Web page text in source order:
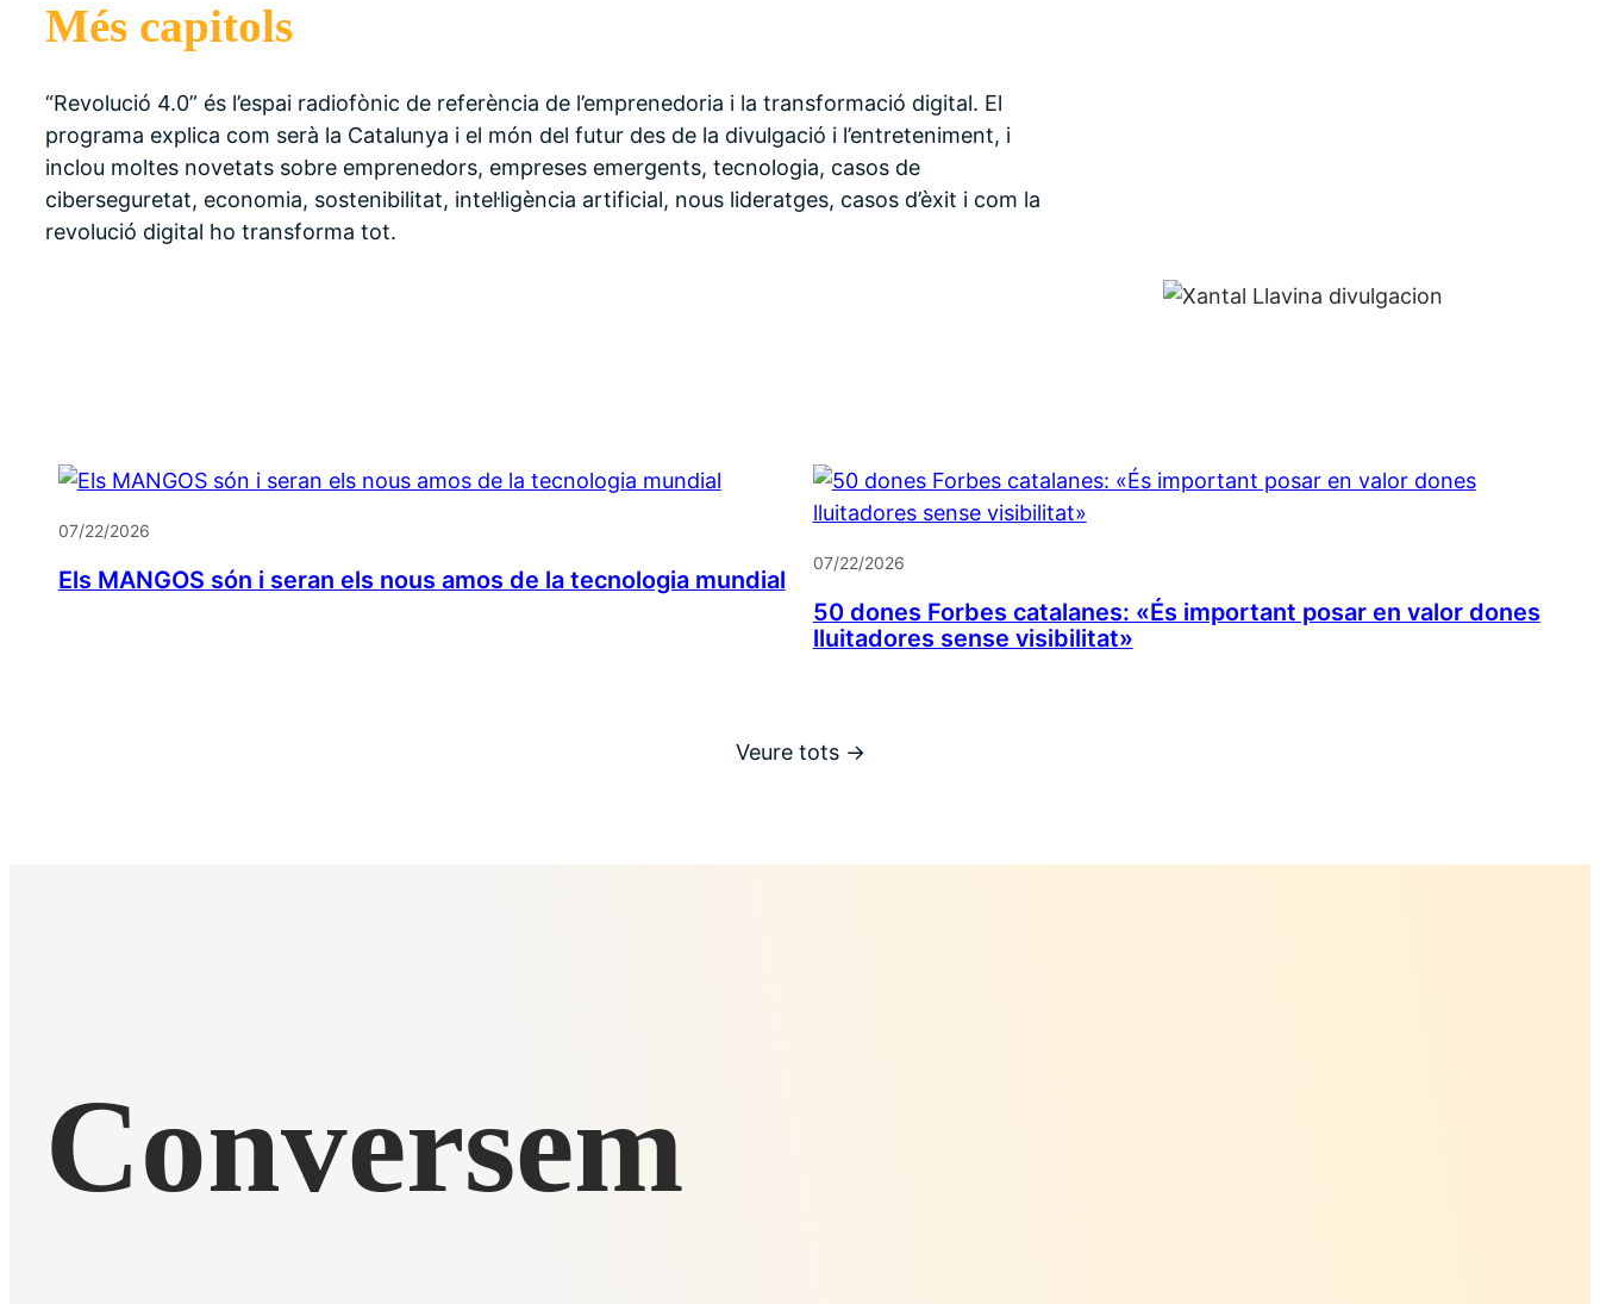
Més capitols
“Revolució 4.0” és l’espai radiofònic de referència de l’emprenedoria i la transformació digital. El
programa explica com serà la Catalunya i el món del futur des de la divulgació i l’entreteniment, i
inclou moltes novetats sobre emprenedors, empreses emergents, tecnologia, casos de
ciberseguretat, economia, sostenibilitat, intel·ligència artificial, nous lideratges, casos d’èxit i com la
revolució digital ho transforma tot.
07/22/2026
Els MANGOS són i seran els nous amos de la tecnologia mundial
07/22/2026
50 dones Forbes catalanes: «És important posar en valor dones
lluitadores sense visibilitat»
Veure tots →
Conversem